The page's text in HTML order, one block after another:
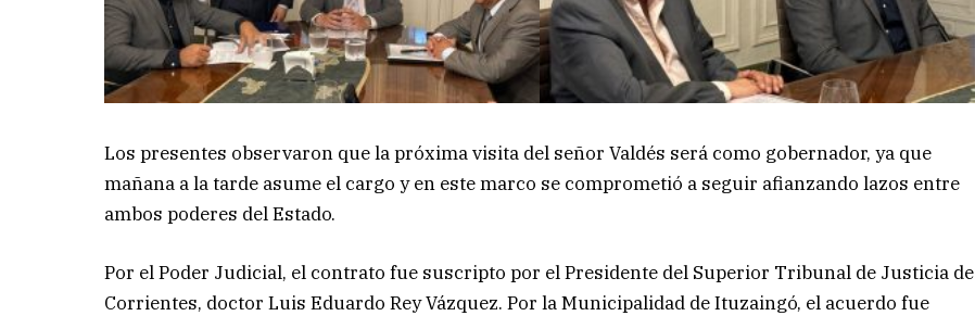
Los presentes observaron que la próxima visita del señor Valdés será como gobernador, ya que
mañana a la tarde asume el cargo y en este marco se comprometió a seguir afianzando lazos entre
ambos poderes del Estado.
Por el Poder Judicial, el contrato fue suscripto por el Presidente del Superior Tribunal de Justicia de
Corrientes, doctor Luis Eduardo Rey Vázquez. Por la Municipalidad de Ituzaingó, el acuerdo fue